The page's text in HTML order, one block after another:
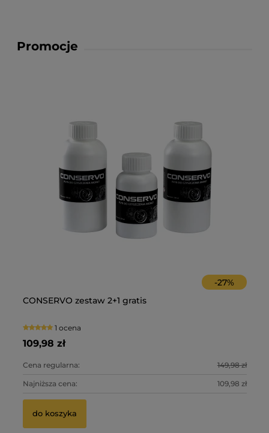
Promocje
-27%
CONSERVO zestaw 2+1 gratis
1 ocena
109,98 zł
Cena regularna: 149,98 zł
Najniższa cena: 109,98 zł
do koszyka